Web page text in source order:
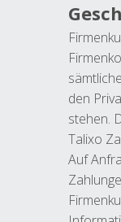
den
stehen.
Talixo
Auf